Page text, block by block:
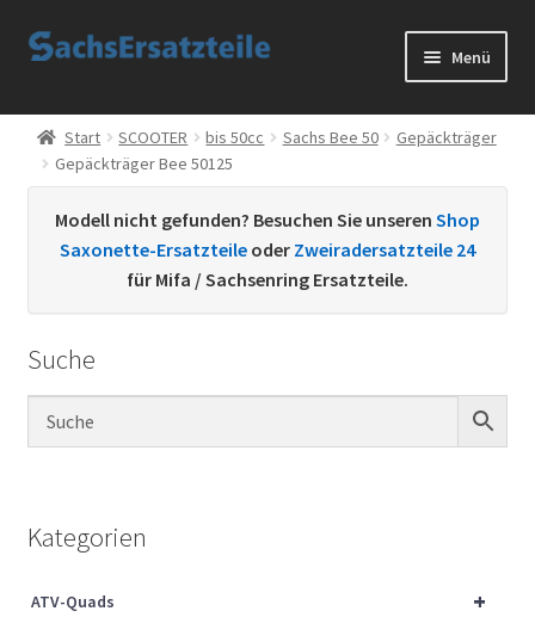
Zur
Zum
Menü
Start
AGB
Datenschutzerklärung
Kontakt
Sachs Ersatzteile
Über uns
Start SCOOTER bis 50cc Sachs Bee 50
Gepäckträger
Gepäckträger Bee 50125
Modell nicht gefunden? Besuchen Sie unseren Shop
Saxonette-Ersatzteile oder Zweiradersatzteile 24
für Mifa / Sachsenring Ersatzteile.
Suche
Kategorien
+
ATV-Quads